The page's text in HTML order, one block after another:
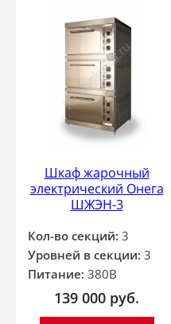
Шкаф жарочный
электрический Онега
ШЖЭН-3
Кол-во секций: 3
Уровней в секции: 3
Питание: 380В
139 000 руб.